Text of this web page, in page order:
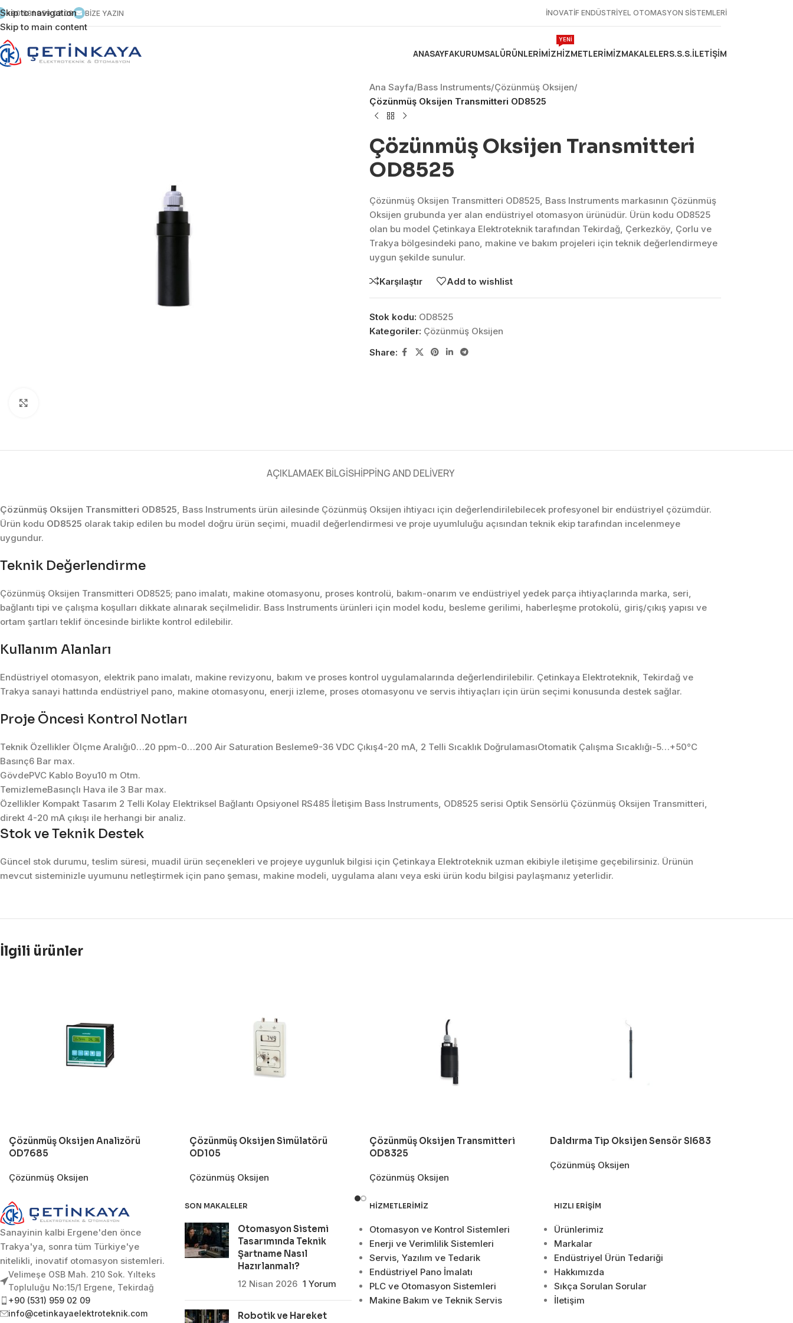
Skip to navigation
Skip to main content
+90 531 959 02 09 BİZE YAZIN İNOVATİF ENDÜSTRİYEL OTOMASYON SİSTEMLERİ
ANASAYFAKURUMSALÜRÜNLERIMIZHIZMETLERIMIZ
YENİ
Makine Otomasyonu
Proses Otomasyonu
Robotik ve Hareket
MAKALELERS.S.S.İLETIŞIM
Ana Sayfa/Bass Instruments/Çözünmüş Oksijen/
Çözünmüş Oksijen Transmitteri OD8525
Çözünmüş Oksijen Transmitteri
OD8525
Çözünmüş Oksijen Transmitteri OD8525, Bass Instruments markasının Çözünmüş
Oksijen grubunda yer alan endüstriyel otomasyon ürünüdür. Ürün kodu OD8525
olan bu model Çetinkaya Elektroteknik tarafından Tekirdağ, Çerkezköy, Çorlu ve
Trakya bölgesindeki pano, makine ve bakım projeleri için teknik değerlendirmeye
uygun şekilde sunulur.
Karşılaştır Add to wishlist
Stok kodu: OD8525
Kategoriler: Çözünmüş Oksijen
Share:
AÇIKLAMAEK BILGISHIPPING AND DELIVERY
Çözünmüş Oksijen Transmitteri OD8525, Bass Instruments ürün ailesinde Çözünmüş Oksijen ihtiyacı için değerlendirilebilecek profesyonel bir endüstriyel çözümdür.
Ürün kodu OD8525 olarak takip edilen bu model doğru ürün seçimi, muadil değerlendirmesi ve proje uyumluluğu açısından teknik ekip tarafından incelenmeye
uygundur.
Teknik Değerlendirme
Çözünmüş Oksijen Transmitteri OD8525; pano imalatı, makine otomasyonu, proses kontrolü, bakım-onarım ve endüstriyel yedek parça ihtiyaçlarında marka, seri,
bağlantı tipi ve çalışma koşulları dikkate alınarak seçilmelidir. Bass Instruments ürünleri için model kodu, besleme gerilimi, haberleşme protokolü, giriş/çıkış yapısı ve
ortam şartları teklif öncesinde birlikte kontrol edilebilir.
Kullanım Alanları
Endüstriyel otomasyon, elektrik pano imalatı, makine revizyonu, bakım ve proses kontrol uygulamalarında değerlendirilebilir. Çetinkaya Elektroteknik, Tekirdağ ve
Trakya sanayi hattında endüstriyel pano, makine otomasyonu, enerji izleme, proses otomasyonu ve servis ihtiyaçları için ürün seçimi konusunda destek sağlar.
Proje Öncesi Kontrol Notları
Teknik Özellikler Ölçme Aralığı0…20 ppm-0…200 Air Saturation Besleme9-36 VDC Çıkış4-20 mA, 2 Telli Sıcaklık DoğrulamasıOtomatik Çalışma Sıcaklığı-5…+50°C
Basınç6 Bar max.
GövdePVC Kablo Boyu10 m Otm.
TemizlemeBasınçlı Hava ile 3 Bar max.
Özellikler Kompakt Tasarım 2 Telli Kolay Elektriksel Bağlantı Opsiyonel RS485 İletişim Bass Instruments, OD8525 serisi Optik Sensörlü Çözünmüş Oksijen Transmitteri,
direkt 4-20 mA çıkışı ile herhangi bir analiz.
Stok ve Teknik Destek
Güncel stok durumu, teslim süresi, muadil ürün seçenekleri ve projeye uygunluk bilgisi için Çetinkaya Elektroteknik uzman ekibiyle iletişime geçebilirsiniz. Ürünün
mevcut sisteminizle uyumunu netleştirmek için pano şeması, makine modeli, uygulama alanı veya eski ürün kodu bilgisi paylaşmanız yeterlidir.
İlgili ürünler
Çözünmüş Oksijen Analizörü
OD7685
Çözünmüş Oksijen
Çözünmüş Oksijen Simülatörü
OD105
Çözünmüş Oksijen
Çözünmüş Oksijen Transmitteri
OD8325
Çözünmüş Oksijen
Daldırma Tip Oksijen Sensör SI683
Çözünmüş Oksijen
Sanayinin kalbi Ergene'den önce
Trakya'ya, sonra tüm Türkiye'ye
nitelikli, inovatif otomasyon sistemleri.
Velimeşe OSB Mah. 210 Sok. Yılteks
Topluluğu No:15/1 Ergene, Tekirdağ
+90 (531) 959 02 09
info@cetinkayaelektroteknik.com
SON MAKALELER
Otomasyon Sistemi
Tasarımında Teknik
Şartname Nasıl
Hazırlanmalı?
12 Nisan 2026 1 Yorum
Robotik ve Hareket
HIZMETLERIMIZ
Otomasyon ve Kontrol Sistemleri
Enerji ve Verimlilik Sistemleri
Servis, Yazılım ve Tedarik
Endüstriyel Pano İmalatı
PLC ve Otomasyon Sistemleri
Makine Bakım ve Teknik Servis
HIZLI ERIŞIM
Ürünlerimiz
Markalar
Endüstriyel Ürün Tedariği
Hakkımızda
Sıkça Sorulan Sorular
İletişim